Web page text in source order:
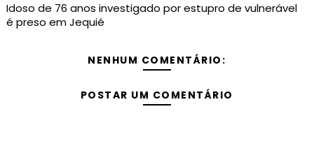
Idoso de 76 anos investigado por estupro de vulnerável
é preso em Jequié
NENHUM COMENTÁRIO:
POSTAR UM COMENTÁRIO